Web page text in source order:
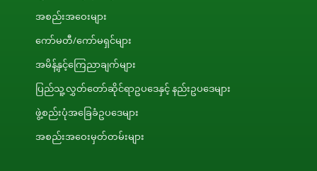
အစည်းအဝေးများ
ကော်မတီ/ကော်မရှင်များ
အမိန့်နှင့်ကြေညာချက်များ
ပြည်သူ့လွှတ်တော်ဆိုင်ရာဥပဒေနှင့် နည်းဥပဒေများ
ဖွဲ့စည်းပုံအခြေခံဥပဒေများ
အစည်းအဝေးမှတ်တမ်းများ